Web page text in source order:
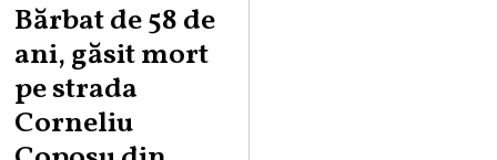
Bărbat de 58 de
ani, găsit mort
pe strada
Corneliu